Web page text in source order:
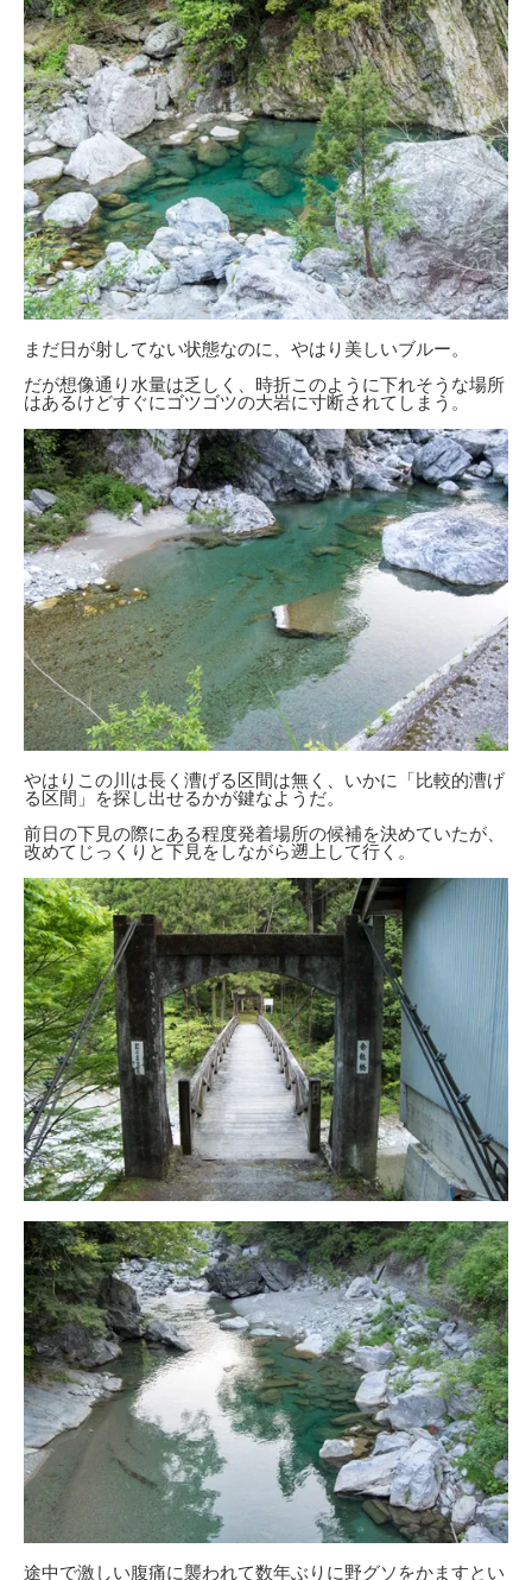
まだ日が射してない状態なのに、やはり美しいブルー。
だが想像通り水量は乏しく、時折このように下れそうな場所
はあるけどすぐにゴツゴツの大岩に寸断されてしまう。
やはりこの川は長く漕げる区間は無く、いかに「比較的漕げ
る区間」を探し出せるかが鍵なようだ。
前日の下見の際にある程度発着場所の候補を決めていたが、
改めてじっくりと下見をしながら遡上して行く。
途中で激しい腹痛に襲われて数年ぶりに野グソをかますとい